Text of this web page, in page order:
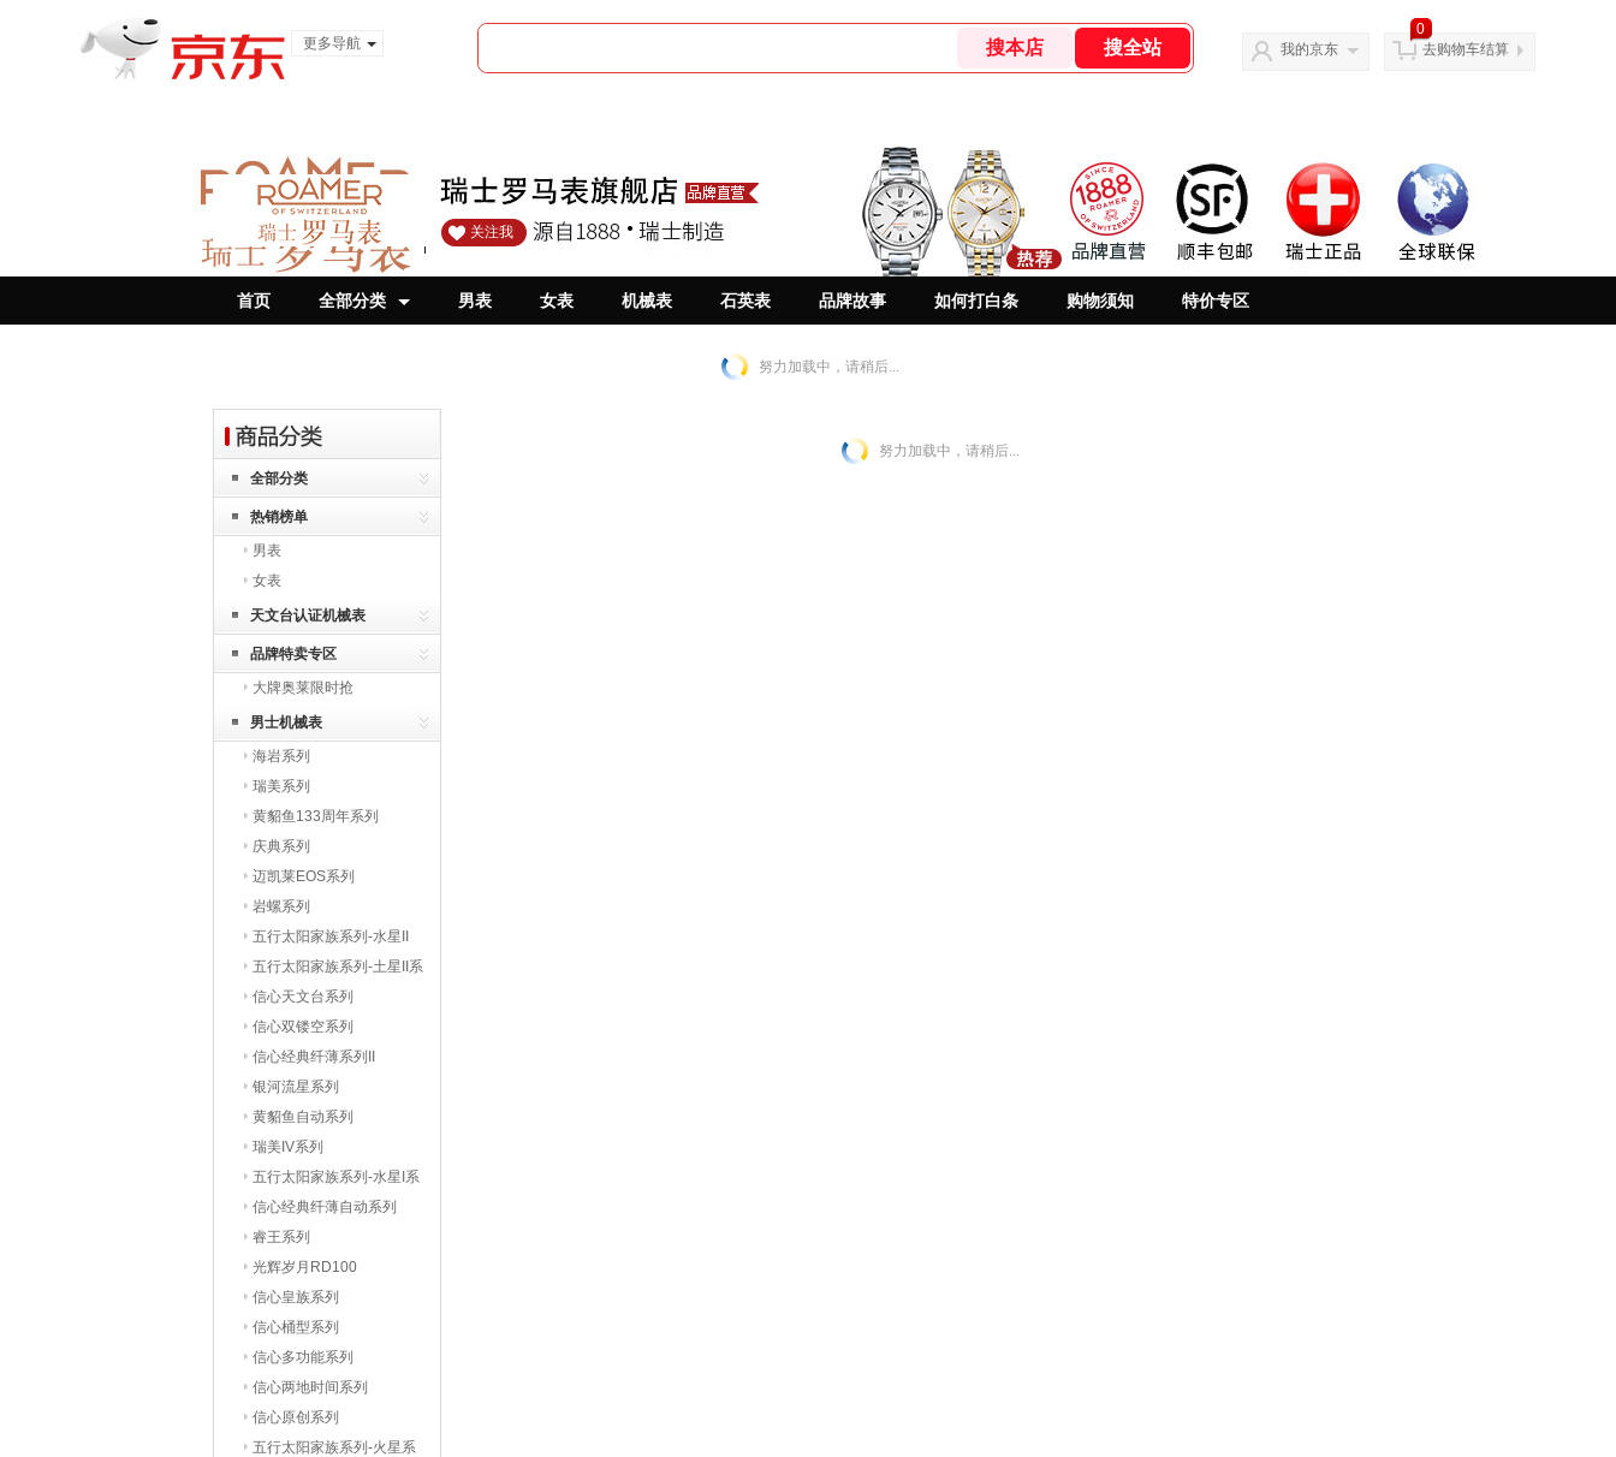
更多导航
我的京东
0
去购物车结算
关注我
首页 全部分类 男表 女表 机械表 石英表 品牌故事 如何打白条 购物须知 特价专区
努力加载中，请稍后...
全部分类
热销榜单
男表
女表
天文台认证机械表
品牌特卖专区
大牌奥莱限时抢
男士机械表
海岩系列
瑞美系列
黄貂鱼133周年系列
庆典系列
迈凯莱EOS系列
岩螺系列
五行太阳家族系列-水星II
五行太阳家族系列-土星II系
列信心天文台系列
信心双镂空系列
信心经典纤薄系列II
银河流星系列
黄貂鱼自动系列
瑞美IV系列
五行太阳家族系列-水星I系
列信心经典纤薄自动系列
睿王系列
光辉岁月RD100
信心皇族系列
信心桶型系列
信心多功能系列
信心两地时间系列
信心原创系列
五行太阳家族系列-火星系
努力加载中，请稍后...